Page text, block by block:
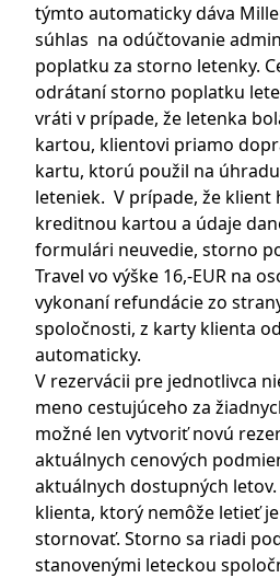
týmto automaticky dáva
súhlas na odúčtovanie
poplatku za storno letenky.
odrátaní storno poplatku
vráti v prípade, že letenka
kartou, klientovi priamo
kartu, ktorú použil na
leteniek. V prípade, že klient
kreditnou kartou a údaje
formulári neuvedie, storno
Travel vo výške 16,-EUR na
vykonaní refundácie zo
spoločnosti, z karty klienta
automaticky.
V rezervácii pre jednotlivca
meno cestujúceho za
možné len vytvoriť novú
aktuálnych cenových
aktuálnych dostupných
klienta, ktorý nemôže letieť
stornovať. Storno sa riadi
stanovenými leteckou